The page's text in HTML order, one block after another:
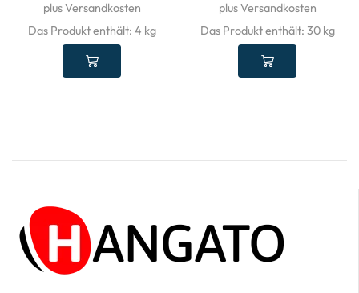
plus Versandkosten
Das Produkt enthält: 4 kg
plus Versandkosten
Das Produkt enthält: 30 kg